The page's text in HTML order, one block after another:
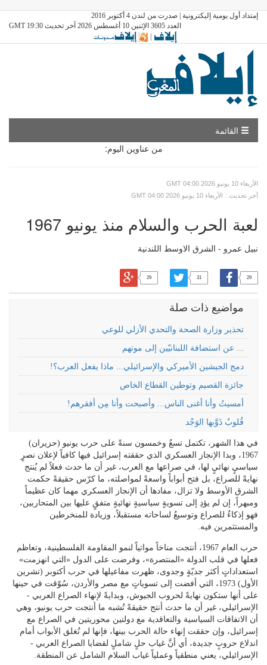
إمتداد أول يومية إليكترونية | صدرت من لندن 4 أكتوبر 2016
العدد 3605 الإثنين 10 أغسطس 2026 آخر تحديث GMT 19:30
|
القائمة
من عناوين اليوم:
GMT الأربعاء 10 يونيو 2026 04:00
GMT الأربعاء 10 يونيو 2026 04:00
: آخر تحديث
لعبة الحرب والسلام منذ يونيو 1967
نبيل عمرو - الشرق الاوسط اللندنية
29
31
29
مواضيع ذات صلة
تحذير وزارة الصحة والتحدي الأزلي للوعي
... عن استضافة اللبنانيّين إلى موتهم
دمج الجيشين الأميركي والإسرائيلي... ماذا يفعل العرب؟!
جائزة القصيم وتوطين القطاع الخاص
أمسيتُ وأنا أغنى الناس... وأصبحت وأنا مِن أفقرهم!
قُلوبٌ ذَوَّبها الوَجْد
في هذا الشهر، تكتمل تسعٌ وخمسون سنةً على حرب يونيو (حزيران)
1967، وبدا الإنجاز العسكري الذي حققته إسرائيل فيها كافياً لإعلان نصرٍ
سياسيٍ نهائيٍ لها، في صراعها مع العرب، غير أن ما حدث فعلاً لم يُنتج
نهايةً للصراع، بل فتح أبواباً واسعةً لمواصلته، ما كرّس حقيقةً حكمت
الشرق الأوسط ولا تزال، مفادها أن الإنجاز العسكري مهما كان عظيماً
ومبهراً، إن لم يؤدِ إلى تسويةٍ سياسيةٍ نهائيةٍ متفقٍ عليها بين المتحاربين،
فهو إذكاءٌ للصراع وتوسيعٌ لساحاته مستقبلاً، وزيادة للمنخرطين
والمستثمرين فيه.
حرب العام 1967، أنتجت مناخاً مواتياً لنمو المقاومة الفلسطينية، وتعاظم
فعلها في قلب الدولة «المنتصرة»، وفرضت على الدول «التي انهزمت»
استعداداتٍ أكثر جديّةٍ وجدوى، ظهرت مفاعيلها في حرب أكتوبر (تشرين
الأول) 1973، التي أفضت إلى تسوياتٍ مع مصر والأردن، سُوّقت في حينها
على أنها ستكون نهايةً لحروب الجيوش، وبدايةً لإنهاء الصراع العربي -
الإسرائيلي، غير أن ما حدث أنتج حقيقةً تُشبه ما أنتجت حرب يونيو، وهي
أن الاتفاقات السياسية والتعاقدية مع دولتين محوريتين في الصراع مع
إسرائيل، وإن حققت إنهاء حالة الحرب بينها، فإنها لم تُغلق الأبواب أمام
اندلاع حروبٍ جديدة، أي أنَّ غياب حلٍ شاملٍ لقضايا الصراع العربي -
الإسرائيلي، يعني منطقياً وعملياً غياب السلام الشامل عن المنطقة.